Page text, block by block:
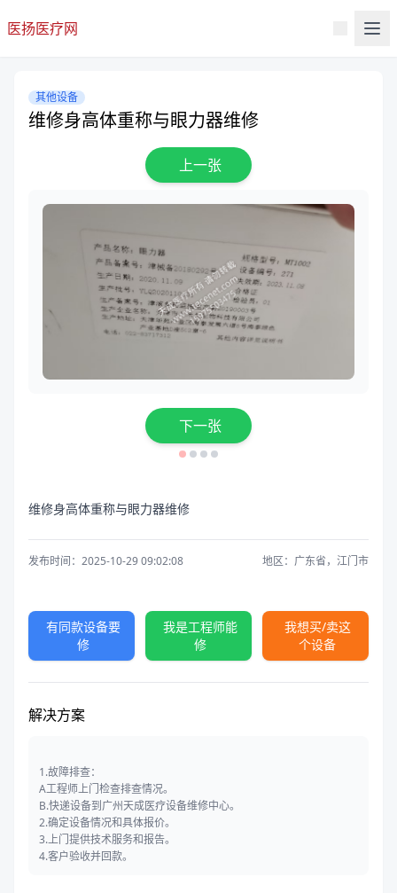
医扬医疗网
其他设备
维修身高体重称与眼力器维修
上一张
下一张
维修身高体重称与眼力器维修
发布时间：2025-10-29 09:02:08 地区：广东省，江门市
有同款设备要
修
我是工程师能
修
我想买/卖这
个设备
解决方案
1.故障排查：
A工程师上门检查排查情况。
B.快递设备到广州天成医疗设备维修中心。
2.确定设备情况和具体报价。
3.上门提供技术服务和报告。
4.客户验收并回款。